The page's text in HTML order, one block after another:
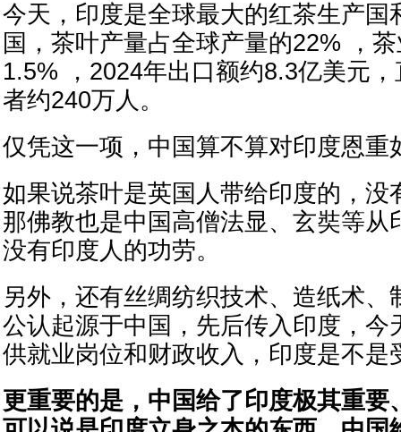
今天，印度是全球最大的红茶生产国
国，茶叶产量占全球产量的22% ，
1.5% ，2024年出口额约8.3亿美元
者约240万人。
仅凭这一项，中国算不算对印度恩重
如果说茶叶是英国人带给印度的，没
那佛教也是中国高僧法显、玄奘等从
没有印度人的功劳。
另外，还有丝绸纺织技术、造纸术、
公认起源于中国，先后传入印度，今
供就业岗位和财政收入，印度是不是
更重要的是，中国给了印度极其重要